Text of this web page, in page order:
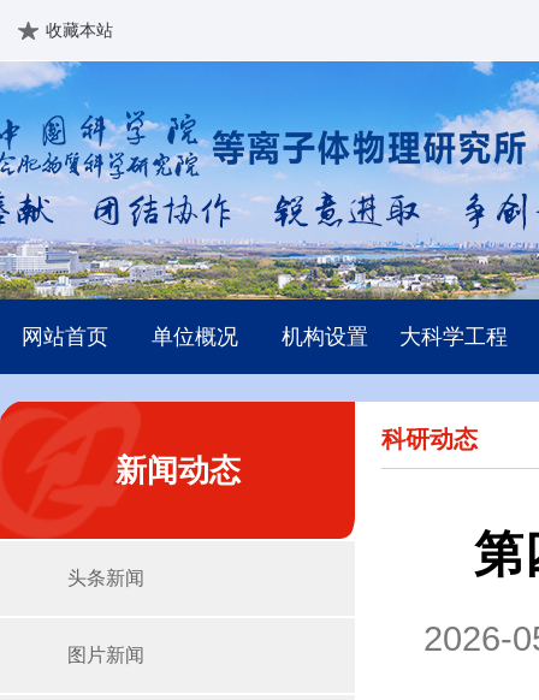
收藏本站
网站首页 单位概况 机构设置 大科学工程
新闻动态
头条新闻
图片新闻
科研动态
第
2026-